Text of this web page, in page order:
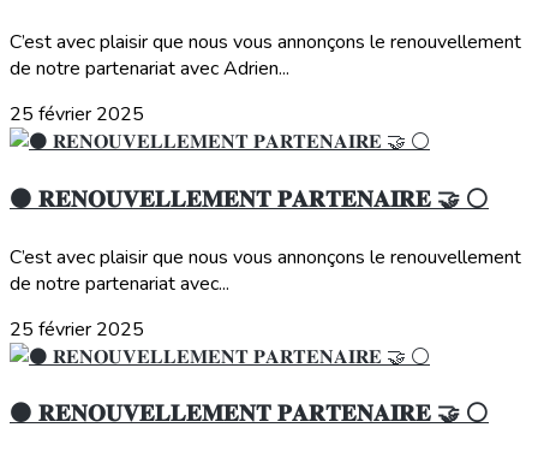
C’est avec plaisir que nous vous annonçons le renouvellement
de notre partenariat avec Adrien...
25 février 2025
⚫️ 𝐑𝐄𝐍𝐎𝐔𝐕𝐄𝐋𝐋𝐄𝐌𝐄𝐍𝐓 𝐏𝐀𝐑𝐓𝐄𝐍𝐀𝐈𝐑𝐄 🤝 ⚪️
C’est avec plaisir que nous vous annonçons le renouvellement
de notre partenariat avec...
25 février 2025
⚫️ 𝐑𝐄𝐍𝐎𝐔𝐕𝐄𝐋𝐋𝐄𝐌𝐄𝐍𝐓 𝐏𝐀𝐑𝐓𝐄𝐍𝐀𝐈𝐑𝐄 🤝 ⚪️